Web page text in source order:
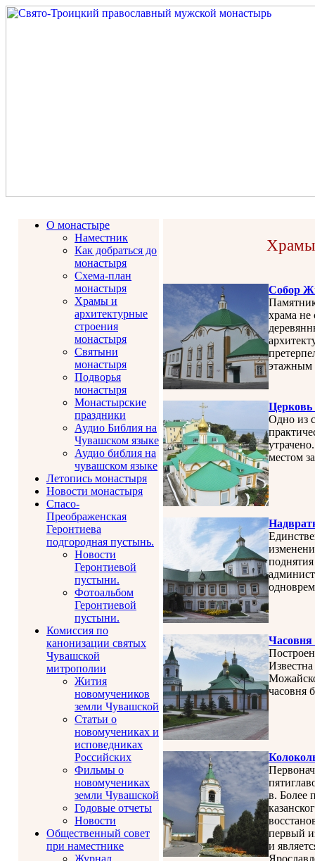
О монастыре
Наместник
Как добраться до
монастыря
Схема-план
монастыря
Храмы и
архитектурные
строения
монастыря
Святыни
монастыря
Подворья
монастыря
Монастырские
праздники
Аудио Библия на
Чувашском языке
Аудио библия на
чувашском языке
Летопись монастыря
Новости монастыря
Спасо-
Преображенская
Геронтиева
подгородная пустынь.
Новости
Геронтиевой
пустыни.
Фотоальбом
Геронтиевой
пустыни.
Комиссия по
канонизации святых
Чувашской
митрополии
Жития
новомучеников
земли Чувашской
Статьи о
новомучениках и
исповедниках
Российских
Фильмы о
новомучениках
земли Чувашской
Годовые отчеты
Новости
Общественный совет
при наместнике
Журнал
Храмы
Собор
храма не
этажным
Церковь
Одно из
местом
Часовня
часовня
в. Более
первый
и